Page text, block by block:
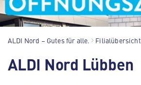
ALDI Nord – Gutes für alle. Filialübersicht
ALDI Nord Lübben